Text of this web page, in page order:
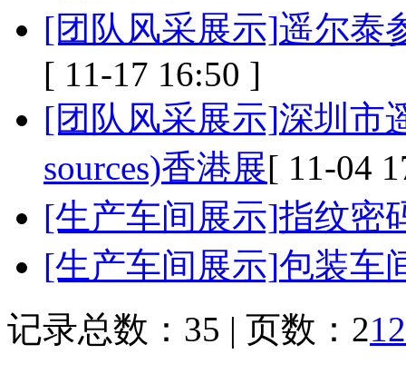
[团队风采展示]遥尔泰
[ 11-17 16:50 ]
[团队风采展示]深圳市
sources)香港展[ 11-04
[生产车间展示]指纹密
[生产车间展示]包装车
记录总数：35 | 页数：212